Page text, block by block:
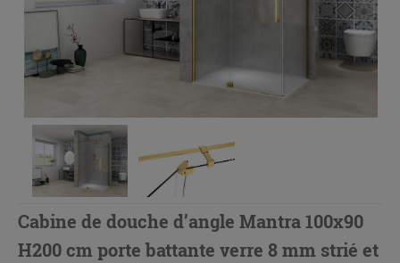
Cabine de douche d’angle Mantra 100x90
H200 cm porte battante verre 8 mm strié et